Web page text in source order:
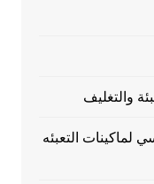
والتغليف
التعبئه